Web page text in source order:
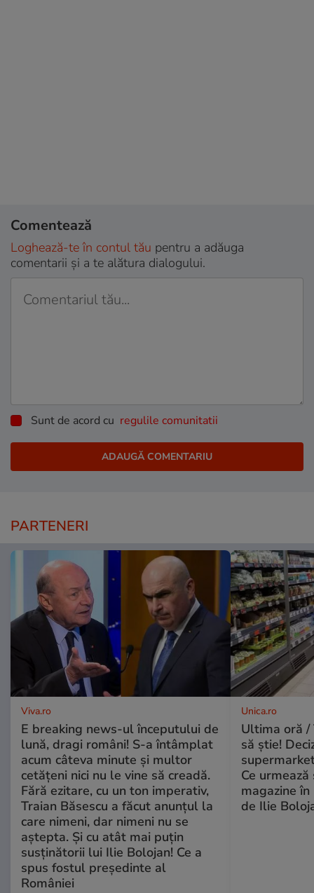
Comentează
Loghează-te în contul tău pentru a adăuga
comentarii și a te alătura dialogului.
Sunt de acord cu regulile comunitatii
PARTENERI
Viva.ro
E breaking news-ul începutului de
lună, dragi români! S-a întâmplat
acum câteva minute și multor
cetățeni nici nu le vine să creadă.
Fără ezitare, cu un ton imperativ,
Traian Băsescu a făcut anunțul la
care nimeni, dar nimeni nu se
aștepta. Și cu atât mai puțin
susținătorii lui Ilie Bolojan! Ce a
spus fostul președinte al
României
Unica.ro
Ultima oră /
să știe!
Ce
magazine
de Ilie